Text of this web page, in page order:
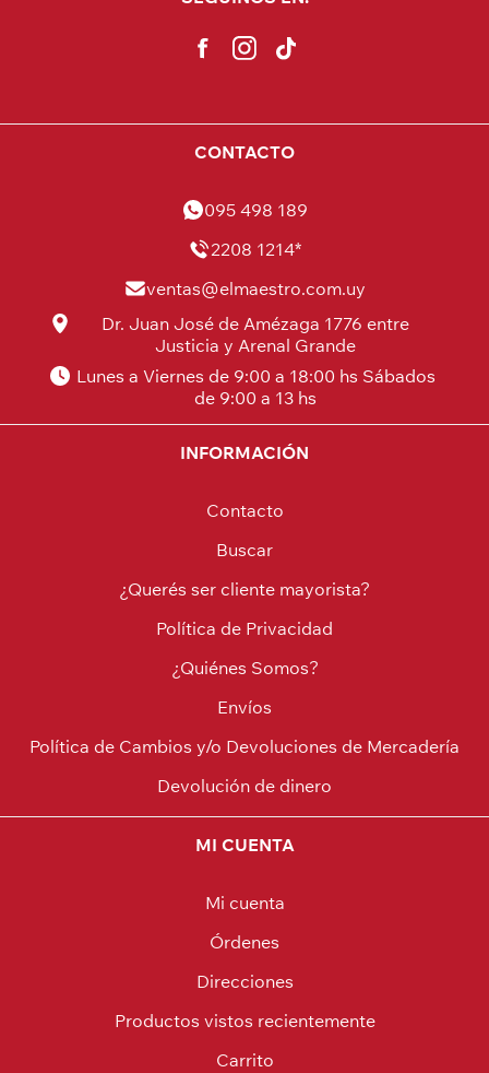
CONTACTO
095 498 189
2208 1214*
ventas@elmaestro.com.uy
Dr. Juan José de Amézaga 1776 entre
Justicia y Arenal Grande
Lunes a Viernes de 9:00 a 18:00 hs Sábados
de 9:00 a 13 hs
INFORMACIÓN
Contacto
Buscar
¿Querés ser cliente mayorista?
Política de Privacidad
¿Quiénes Somos?
Envíos
Política de Cambios y/o Devoluciones de Mercadería
Devolución de dinero
MI CUENTA
Mi cuenta
Órdenes
Direcciones
Productos vistos recientemente
Carrito